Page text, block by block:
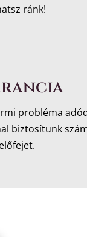
ránk!
probléma
biztosítunk